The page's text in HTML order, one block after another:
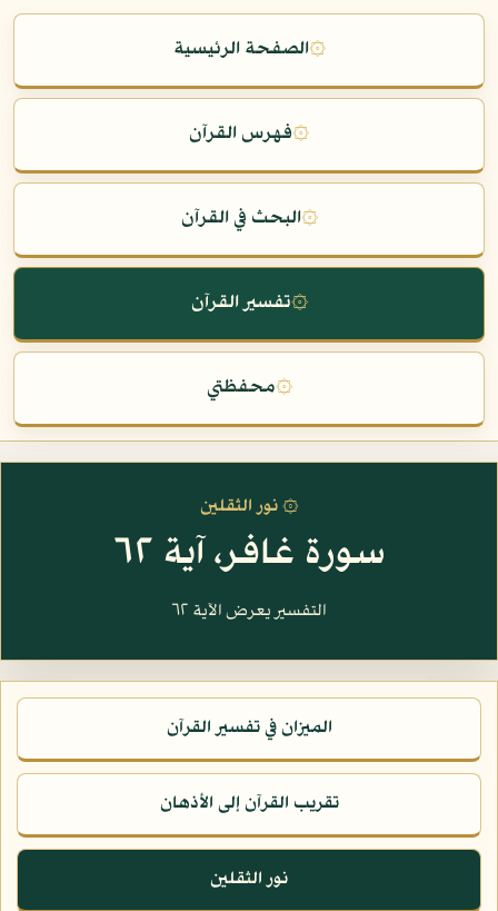
۞الصفحة الرئيسية
۞فهرس القرآن
۞البحث في القرآن
۞تفسير القرآن
۞محفظتي
۞ نور الثقلين
سورة غافر، آية ٦٢
التفسير يعرض الآية ٦٢
الميزان في تفسير القرآن
تقريب القرآن إلى الأذهان
نور الثقلين